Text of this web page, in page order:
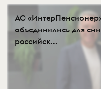
АО
объединились для
российск...